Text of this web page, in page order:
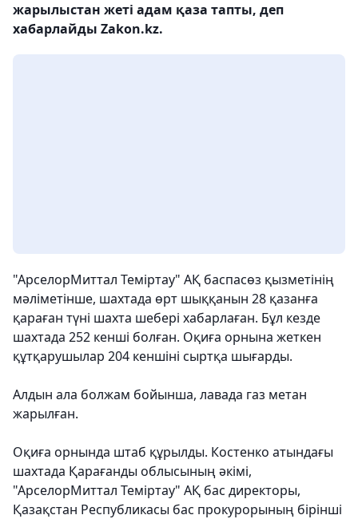
жарылыстан жеті адам қаза тапты, деп
хабарлайды Zakon.kz.
"АрселорМиттал Теміртау" АҚ баспасөз қызметінің
мәліметінше, шахтада өрт шыққанын 28 қазанға
қараған түні шахта шебері хабарлаған. Бұл кезде
шахтада 252 кенші болған. Оқиға орнына жеткен
құтқарушылар 204 кеншіні сыртқа шығарды.
Алдын ала болжам бойынша, лавада газ метан
жарылған.
Оқиға орнында штаб құрылды. Костенко атындағы
шахтада Қарағанды ​​облысының әкімі,
"АрселорМиттал Теміртау" АҚ бас директоры,
Қазақстан Республикасы бас прокурорының бірінші